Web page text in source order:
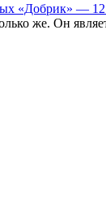
«Добрик» — 12
же. Он